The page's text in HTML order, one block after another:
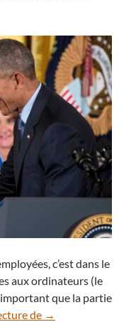
c’est dans le
aux ordinateurs (le
que la partie
de 47 ans après
→